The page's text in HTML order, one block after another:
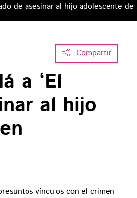
de asesinar al hijo adolescente
Compartir
a ‘El
al hijo
vínculos con el crimen